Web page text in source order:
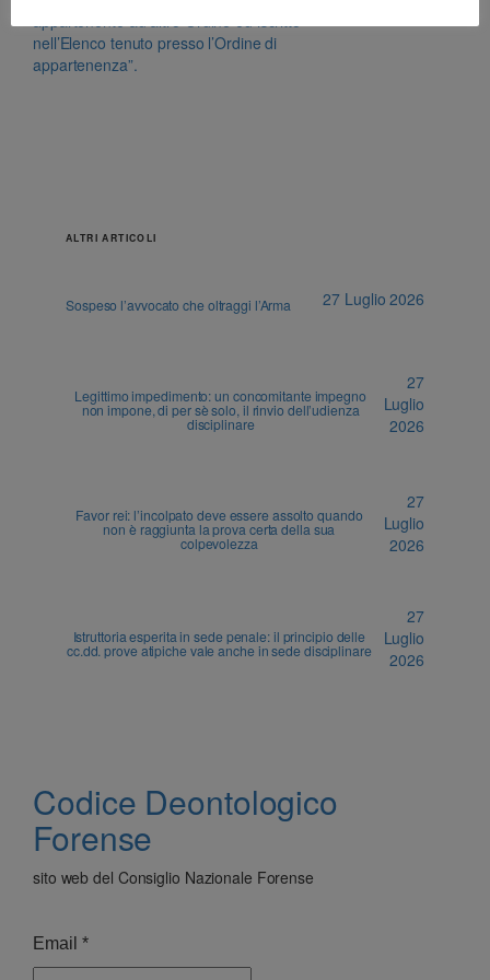
nell’Elenco tenuto presso l’Ordine di
appartenenza”.
ALTRI ARTICOLI
Sospeso l’avvocato che oltraggi l’Arma 27 Luglio 2026
Legittimo impedimento: un concomitante impegno
non impone, di per sè solo, il rinvio dell’udienza
disciplinare
27
Luglio
2026
Favor rei: l’incolpato deve essere assolto quando
non è raggiunta la prova certa della sua
colpevolezza
27
Luglio
2026
Istruttoria esperita in sede penale: il principio delle
cc.dd. prove atipiche vale anche in sede disciplinare
27
Luglio
2026
Codice Deontologico
Forense
sito web del Consiglio Nazionale Forense
Email *